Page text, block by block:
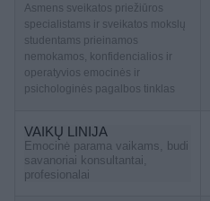
Asmens sveikatos priežiūros
specialistams ir sveikatos mokslų
studentams prieinamos
nemokamos, konfidencialios ir
operatyvios emocinės ir
psichologinės pagalbos tinklas
VAIKŲ LINIJA
Emocinė parama vaikams, budi
savanoriai konsultantai,
profesionalai